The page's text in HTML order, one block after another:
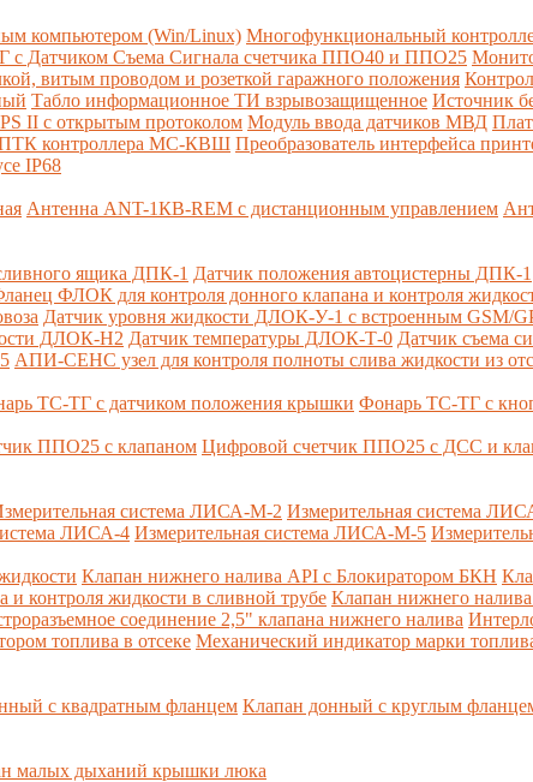
компьютером (Win/Linux) Многофункциональный
с Датчиком Съема Сигнала счетчика ППО40 и ППО25
витым проводом и розеткой гаражного положения
Табло информационное ТИ взрывозащищенное Источник
II с открытым протоколом Модуль ввода датчиков МВД
ПТК контроллера МС-КВШ Преобразователь интерфейса
IP68
Антенна ANT-1КВ-REM c дистанционным управлением
ящика ДПК-1 Датчик положения автоцистерны ДПК-1
ФЛОК для контроля донного клапана и контроля
Датчик уровня жидкости ДЛОК-У-1 с встроенным GSM/
ДЛОК-Н2 Датчик температуры ДЛОК-Т-0 Датчик съема
АПИ-СЕНС узел для контроля полноты слива жидкости из
ТС-ТГ с датчиком положения крышки Фонарь ТС-ТГ с
ППО25 с клапаном Цифровой счетчик ППО25 с ДСС и
система ЛИСА-М-2 Измерительная система
ЛИСА-4 Измерительная система ЛИСА-М-5
Клапан нижнего налива API с Блокиратором БКН
контроля жидкости в сливной трубе Клапан нижнего
соединение 2,5" клапана нижнего налива
топлива в отсеке Механический индикатор марки
с квадратным фланцем Клапан донный с круглым
малых дыханий крышки люка